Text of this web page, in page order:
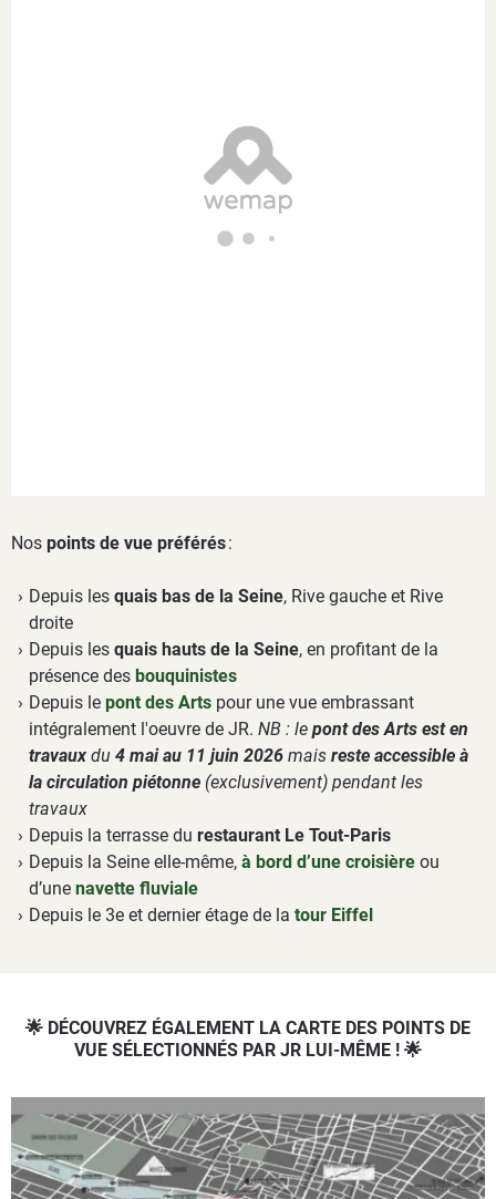
Nos points de vue préférés:
Depuis les quais bas de la Seine, Rive gauche et Rive
droite
Depuis les quais hauts de la Seine, en profitant de la
présence des bouquinistes
Depuis le pont des Arts pour une vue embrassant
intégralement l'oeuvre de JR. NB : le pont des Arts est en
travaux du 4 mai au 11 juin 2026 mais reste accessible à
la circulation piétonne (exclusivement) pendant les
travaux
Depuis la terrasse du restaurant Le Tout-Paris
Depuis la Seine elle-même, à bord d’une croisière ou
d’une navette fluviale
Depuis le 3e et dernier étage de la tour Eiffel
🌟 DÉCOUVREZ ÉGALEMENT LA CARTE DES POINTS DE
VUE SÉLECTIONNÉS PAR JR LUI-MÊME ! 🌟